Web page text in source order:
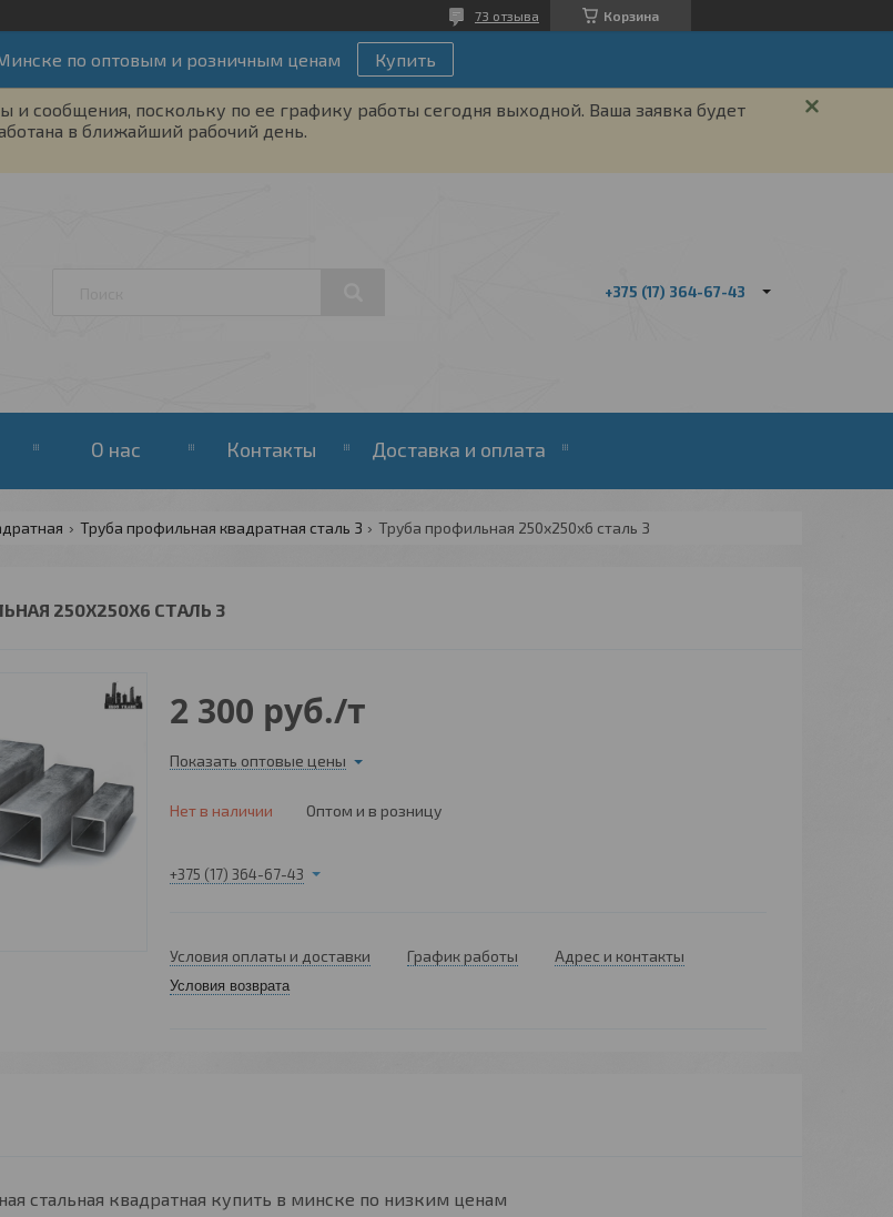
Корзина
73 отзыва
по оптовым и розничным ценам Купить
и сообщения, поскольку по ее графику работы сегодня выходной. Ваша заявка будет
в ближайший рабочий день.
+375 (17) 364-67-43
О нас Контакты Доставка и оплата
Труба профильная квадратная сталь 3 Труба профильная 250х250х6 сталь 3
250Х250Х6 СТАЛЬ 3
2 300 руб./т
Показать оптовые цены
Нет в наличии Оптом и в розницу
+375 (17) 364-67-43
Условия оплаты и доставки График работы Адрес и контакты
Условия возврата
стальная квадратная купить в минске по низким ценам